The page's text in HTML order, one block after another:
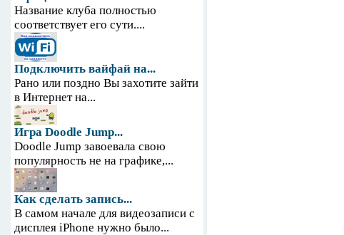
Название клуба полностью
соответствует его сути....
Подключить вайфай на...
Рано или поздно Вы захотите зайти
в Интернет на...
Игра Doodle Jump...
Doodle Jump завоевала свою
популярность не на графике,...
Как сделать запись...
В самом начале для видеозаписи с
дисплея iPhone нужно было...